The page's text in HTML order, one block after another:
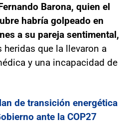
Barona, quien el
habría golpeado en
a su pareja sentimental,
heridas que la llevaron a
y una incapacidad de
de transición energética
ante la COP27